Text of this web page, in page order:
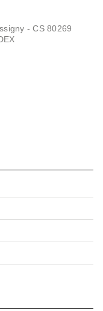
- CS 80269